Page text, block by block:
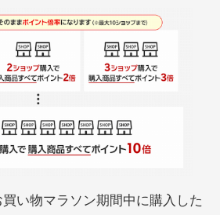
い物マラソン期間中に購入した